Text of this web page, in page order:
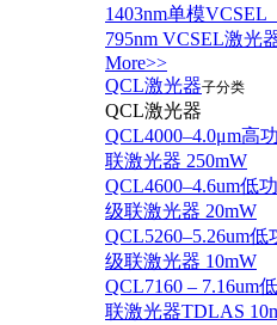
1403nm单模VCSEL
795nm VCSEL激光
More>>
QCL激光器子分类
QCL激光器
QCL4000–4.0μm高
联激光器 250mW
QCL4600–4.6um低
级联激光器 20mW
QCL5260–5.26um
级联激光器 10mW
QCL7160 – 7.16um
联激光器TDLAS